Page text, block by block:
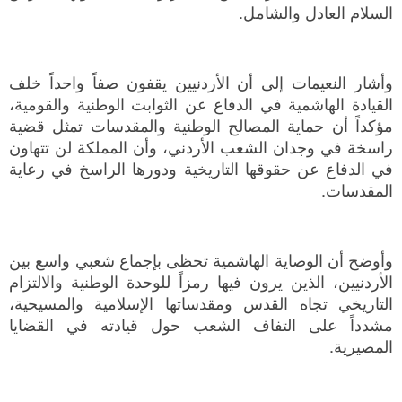
السلام العادل والشامل.
وأشار النعيمات إلى أن الأردنيين يقفون صفاً واحداً خلف
القيادة الهاشمية في الدفاع عن الثوابت الوطنية والقومية،
مؤكداً أن حماية المصالح الوطنية والمقدسات تمثل قضية
راسخة في وجدان الشعب الأردني، وأن المملكة لن تتهاون
في الدفاع عن حقوقها التاريخية ودورها الراسخ في رعاية
المقدسات.
وأوضح أن الوصاية الهاشمية تحظى بإجماع شعبي واسع بين
الأردنيين، الذين يرون فيها رمزاً للوحدة الوطنية والالتزام
التاريخي تجاه القدس ومقدساتها الإسلامية والمسيحية،
مشدداً على التفاف الشعب حول قيادته في القضايا
المصيرية.